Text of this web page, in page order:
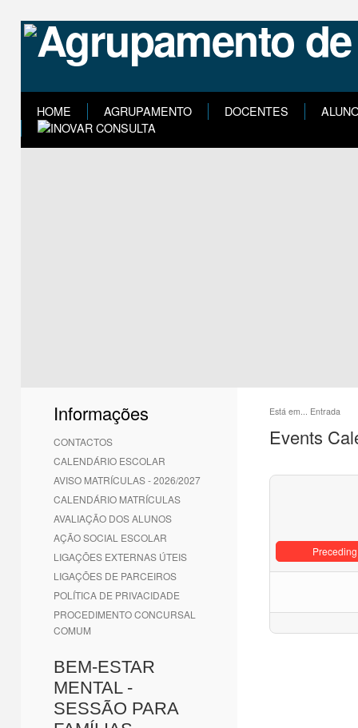
HOME AGRUPAMENTO DOCENTES
Informações
CONTACTOS
CALENDÁRIO ESCOLAR
AVISO MATRÍCULAS - 2026/2027
CALENDÁRIO MATRÍCULAS
AVALIAÇÃO DOS ALUNOS
AÇÃO SOCIAL ESCOLAR
LIGAÇÕES EXTERNAS ÚTEIS
LIGAÇÕES DE PARCEIROS
POLÍTICA DE PRIVACIDADE
PROCEDIMENTO CONCURSAL
COMUM
BEM-ESTAR
MENTAL -
SESSÃO PARA
Está em... Entrada
Events